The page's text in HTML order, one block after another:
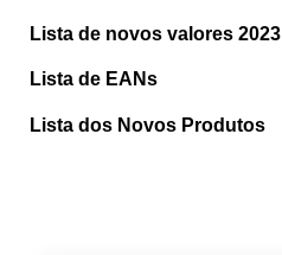
Lista de novos valores 2023
Lista de EANs
Lista dos Novos Produtos